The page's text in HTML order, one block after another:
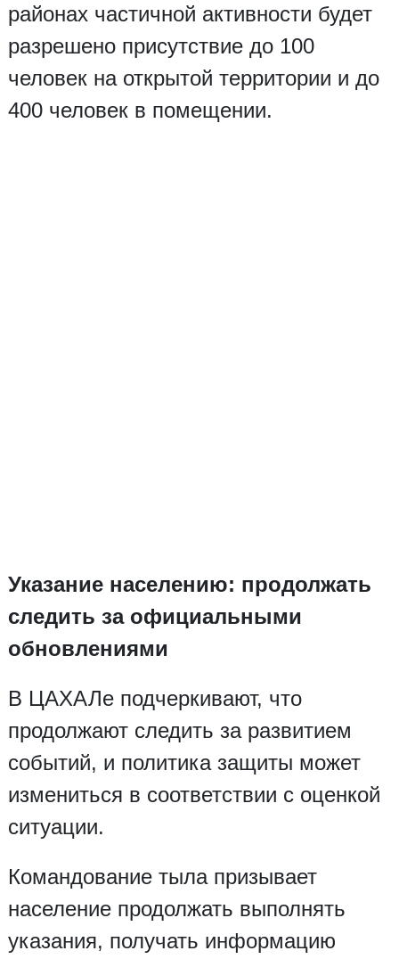
районах частичной активности будет
разрешено присутствие до 100
человек на открытой территории и до
400 человек в помещении.
Указание населению: продолжать
следить за официальными
обновлениями
В ЦАХАЛе подчеркивают, что
продолжают следить за развитием
событий, и политика защиты может
измениться в соответствии с оценкой
ситуации.
Командование тыла призывает
население продолжать выполнять
указания, получать информацию